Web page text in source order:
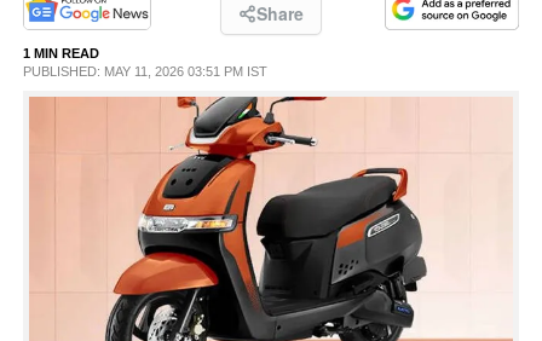
PHOTOS
LIFESTYLE
Share
1 MIN READ
PUBLISHED: MAY 11, 2026 03:51 PM IST